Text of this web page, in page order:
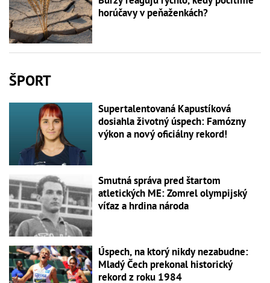
horúčavy v peňaženkách?
ŠPORT
Supertalentovaná Kapustíková
dosiahla životný úspech: Famózny
výkon a nový oficiálny rekord!
Smutná správa pred štartom
atletických ME: Zomrel olympijský
víťaz a hrdina národa
Úspech, na ktorý nikdy nezabudne:
Mladý Čech prekonal historický
rekord z roku 1984